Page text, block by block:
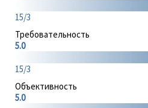
15/3
Требовательность
5.0
15/3
Объективность
5.0